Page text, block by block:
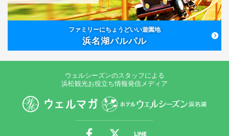
ファミリーにちょうどいい遊園地
浜名湖パルパル
ウェルシーズンのスタッフによる
浜松観光お役立ち情報発信メディア